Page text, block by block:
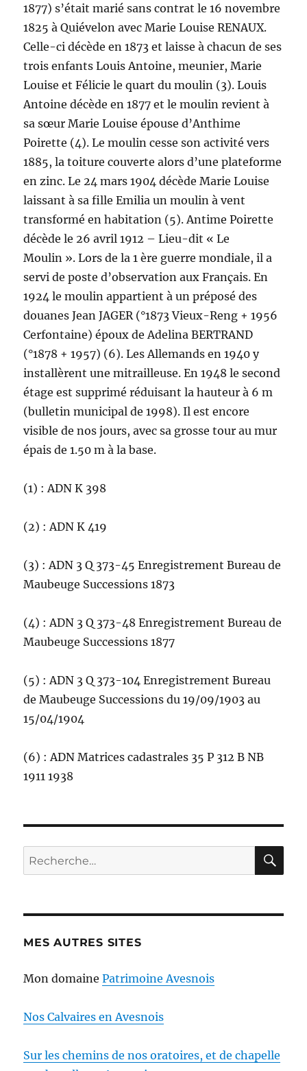
1877) s’était marié sans contrat le 16 novembre
1825 à Quiévelon avec Marie Louise RENAUX.
Celle-ci décède en 1873 et laisse à chacun de ses
trois enfants Louis Antoine, meunier, Marie
Louise et Félicie le quart du moulin (3). Louis
Antoine décède en 1877 et le moulin revient à
sa sœur Marie Louise épouse d’Anthime
Poirette (4). Le moulin cesse son activité vers
1885, la toiture couverte alors d’une plateforme
en zinc. Le 24 mars 1904 décède Marie Louise
laissant à sa fille Emilia un moulin à vent
transformé en habitation (5). Antime Poirette
décède le 26 avril 1912 – Lieu-dit « Le
Moulin ». Lors de la 1 ère guerre mondiale, il a
servi de poste d’observation aux Français. En
1924 le moulin appartient à un préposé des
douanes Jean JAGER (°1873 Vieux-Reng + 1956
Cerfontaine) époux de Adelina BERTRAND
(°1878 + 1957) (6). Les Allemands en 1940 y
installèrent une mitrailleuse. En 1948 le second
étage est supprimé réduisant la hauteur à 6 m
(bulletin municipal de 1998). Il est encore
visible de nos jours, avec sa grosse tour au mur
épais de 1.50 m à la base.
(1) : ADN K 398
(2) : ADN K 419
(3) : ADN 3 Q 373-45 Enregistrement Bureau de
Maubeuge Successions 1873
(4) : ADN 3 Q 373-48 Enregistrement Bureau de
Maubeuge Successions 1877
(5) : ADN 3 Q 373-104 Enregistrement Bureau
de Maubeuge Successions du 19/09/1903 au
15/04/1904
(6) : ADN Matrices cadastrales 35 P 312 B NB
1911 1938
Recherche
pour :
MES AUTRES SITES
Mon domainePatrimoine Avesnois
Nos Calvaires en Avesnois
Sur les chemins de nos oratoires, et de chapelle